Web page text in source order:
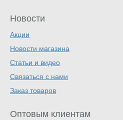
Новости
Акции
Новости магазина
Статьи и видео
Связаться с нами
Заказ товаров
Оптовым клиентам